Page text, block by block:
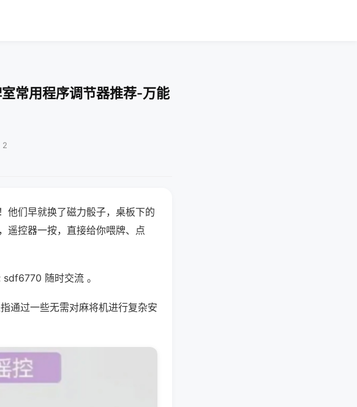
常用程序调节器推荐-万能
2
他们早就换了磁力骰子，桌板下的
遥控器一按，直接给你喂牌、点
随时交流 。
通过一些无需对麻将机进行复杂安